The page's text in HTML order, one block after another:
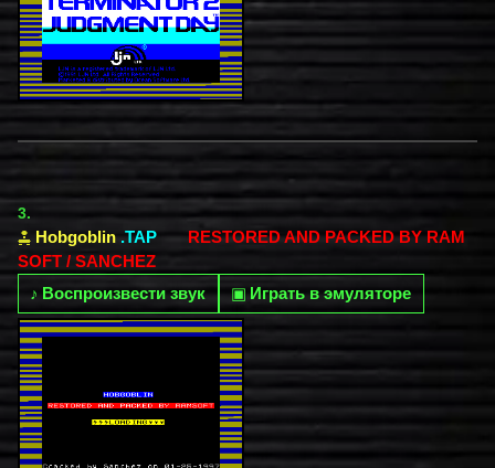
3.
Hobgoblin .TAP
RESTORED AND PACKED BY RAM
SOFT / SANCHEZ
♪ Воспроизвести звук ▣ Играть в эмуляторе